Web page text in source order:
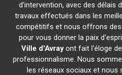
d'intervention, avec des délais
travaux effectués dans les
compétitifs et nous offrons
pour vous donner la paix
Ville d'Avrayont fait l'éloge
professionnalisme. Nous
les réseaux sociaux et nous